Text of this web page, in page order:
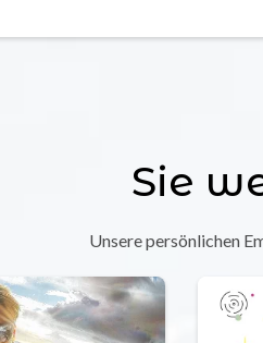
Sie
Unsere persönlichen